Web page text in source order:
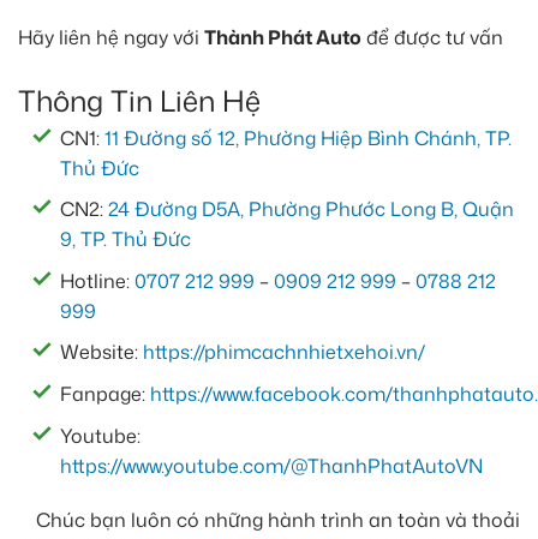
Hãy liên hệ ngay với Thành Phát Auto để được tư vấn
Thông Tin Liên Hệ
CN1:11 Đường số 12, Phường Hiệp Bình Chánh, TP.
Thủ Đức
CN2:24 Đường D5A, Phường Phước Long B, Quận
9, TP. Thủ Đức
Hotline:0707 212 999 –0909 212 999 –0788 212
999
Website: https://phimcachnhietxehoi.vn/
Fanpage: https://www.facebook.com/
Youtube:
https://www.youtube.com/@ThanhPhatAutoVN
Chúc bạn luôn có những hành trình an toàn và thoải